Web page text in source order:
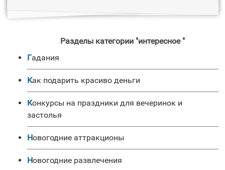
Разделы категории "интересное "
Гадания
Как подарить красиво деньги
Конкурсы на праздники для вечеринок и
застолья
Новогодние аттракционы
Новогодние развлечения